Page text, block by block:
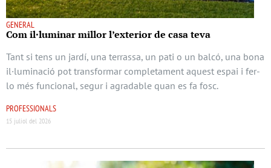
GENERAL
Com il·luminar millor l’exterior de casa teva
Tant si tens un jardí, una terrassa, un pati o un balcó, una bona
il·luminació pot transformar completament aquest espai i fer-
lo més funcional, segur i agradable quan es fa fosc.
PROFESSIONALS
15 juliol del 2026